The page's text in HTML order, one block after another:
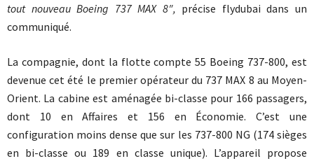
tout nouveau Boeing 737 MAX 8″, précise flydubai dans un
communiqué.
La compagnie, dont la flotte compte 55 Boeing 737-800, est
devenue cet été le premier opérateur du 737 MAX 8 au Moyen-
Orient. La cabine est aménagée bi-classe pour 166 passagers,
dont 10 en Affaires et 156 en Économie. C’est une
configuration moins dense que sur les 737-800 NG (174 sièges
en bi-classe ou 189 en classe unique). L’appareil propose